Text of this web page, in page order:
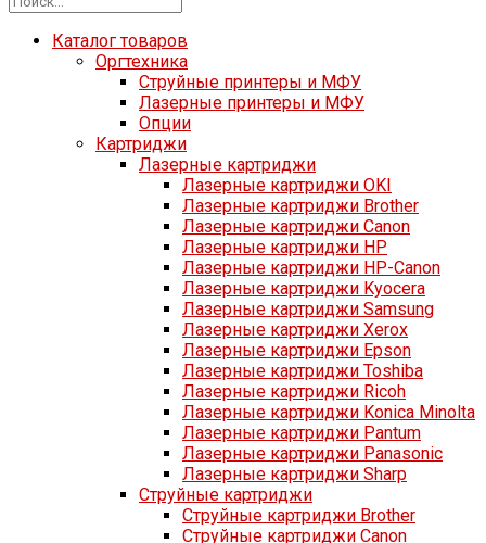
Каталог товаров
Оргтехника
Струйные принтеры и МФУ
Лазерные принтеры и МФУ
Опции
Картриджи
Лазерные картриджи
Лазерные картриджи OKI
Лазерные картриджи Brother
Лазерные картриджи Canon
Лазерные картриджи HP
Лазерные картриджи HP-Canon
Лазерные картриджи Kyocera
Лазерные картриджи Samsung
Лазерные картриджи Xerox
Лазерные картриджи Epson
Лазерные картриджи Toshiba
Лазерные картриджи Ricoh
Лазерные картриджи Konica Minolta
Лазерные картриджи Pantum
Лазерные картриджи Panasonic
Лазерные картриджи Sharp
Струйные картриджи
Струйные картриджи Brother
Струйные картриджи Canon